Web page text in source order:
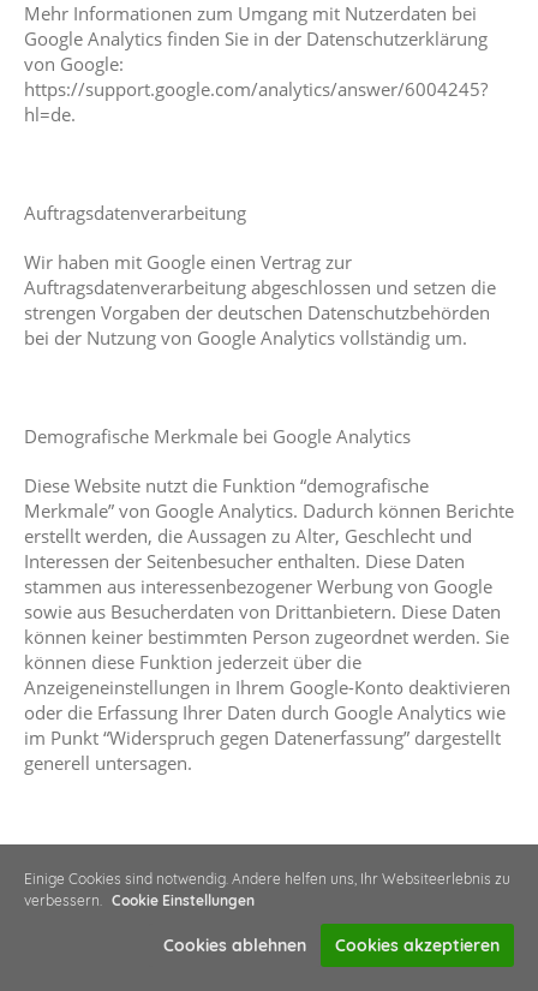
Mehr Informationen zum Umgang mit Nutzerdaten bei
Google Analytics finden Sie in der Datenschutzerklärung
von Google:
https://support.google.com/analytics/answer/6004245?
hl=de.
Auftragsdatenverarbeitung
Wir haben mit Google einen Vertrag zur
Auftragsdatenverarbeitung abgeschlossen und setzen die
strengen Vorgaben der deutschen Datenschutzbehörden
bei der Nutzung von Google Analytics vollständig um.
Demografische Merkmale bei Google Analytics
Diese Website nutzt die Funktion “demografische
Merkmale” von Google Analytics. Dadurch können Berichte
erstellt werden, die Aussagen zu Alter, Geschlecht und
Interessen der Seitenbesucher enthalten. Diese Daten
stammen aus interessenbezogener Werbung von Google
sowie aus Besucherdaten von Drittanbietern. Diese Daten
können keiner bestimmten Person zugeordnet werden. Sie
können diese Funktion jederzeit über die
Anzeigeneinstellungen in Ihrem Google-Konto deaktivieren
oder die Erfassung Ihrer Daten durch Google Analytics wie
im Punkt “Widerspruch gegen Datenerfassung” dargestellt
generell untersagen.
Unsere Websites nutzen die Funktionen von Google
Analytics Remarketing in Verbindung mit den
geräteübergreifenden Funktionen von Google AdWords
Einige Cookies sind notwendig. Andere helfen uns, Ihr Websiteerlebnis zu
verbessern. Cookie Einstellungen
Cookies ablehnen Cookies akzeptieren